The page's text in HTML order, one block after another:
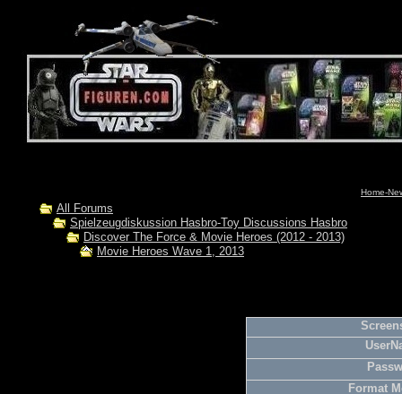
Home-
All Forums
Spielzeugdiskussion Hasbro-Toy Discussions Hasbro
Discover The Force & Movie Heroes (2012 - 2013)
Movie Heroes Wave 1, 2013
Format